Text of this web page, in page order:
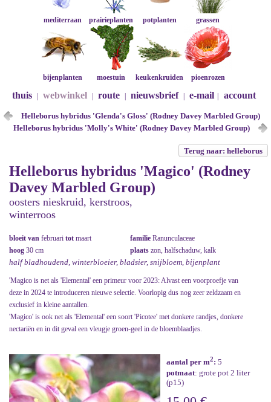
mediterraan prairieplanten potplanten grassen
bijenplanten moestuin keukenkruiden pioenrozen
thuis webwinkel route nieuwsbrief e-mail account
Helleborus hybridus 'Glenda's Gloss' (Rodney Davey Marbled Group)
Helleborus hybridus 'Molly's White' (Rodney Davey Marbled Group)
Terug naar: helleborus
Helleborus hybridus 'Magico' (Rodney
Davey Marbled Group)
oosters nieskruid, kerstroos,
winterroos
bloeit van februari tot maart familie Ranunculaceae
hoog 30 cm plaats zon, halfschaduw, kalk
half bladhoudend, winterbloeier, bladsier, snijbloem, bijenplant
'Magico is net als 'Elemental' een primeur voor 2023: Alvast een voorproefje van
deze in 2024 te introduceren nieuwe selectie. Voorlopig dus nog zeer zeldzaam en
exclusief in kleine aantallen.
'Magico' is ook net als 'Elemental' een soort 'Picotee' met donkere randjes, donkere
nectariën en in dit geval een vleugje groen-geel in de bloemblaadjes.
aantal per m2: 5
potmaat: grote pot 2 liter
(p15)